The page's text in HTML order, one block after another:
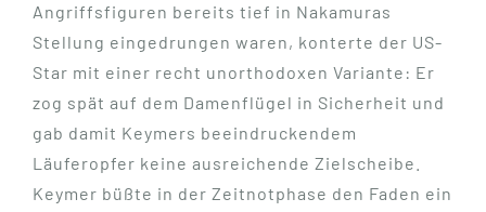
Angriffsfiguren bereits tief in Nakamuras
Stellung eingedrungen waren, konterte der US-
Star mit einer recht unorthodoxen Variante: Er
zog spät auf dem Damenflügel in Sicherheit und
gab damit Keymers beeindruckendem
Läuferopfer keine ausreichende Zielscheibe.
Keymer büßte in der Zeitnotphase den Faden ein